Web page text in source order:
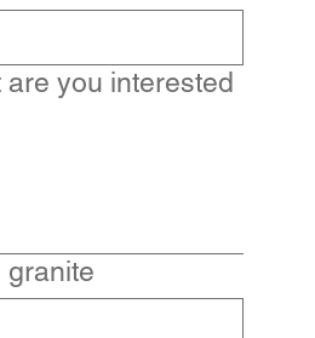
you interested
granite